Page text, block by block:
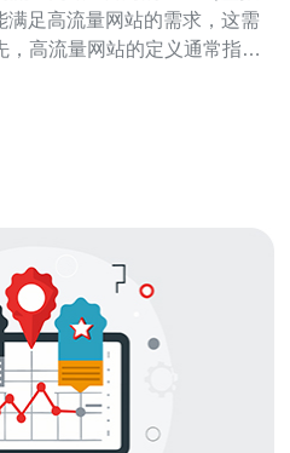
足高流量网站的需求，这需
高流量网站的定义通常指的
因其独特的地理位置和网